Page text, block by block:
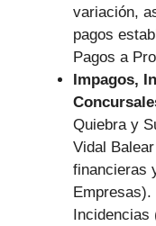
variación,
pagos
Pagos a
Impagos,
Quiebra y
Vidal
financieras
Empresas).
Incidencias